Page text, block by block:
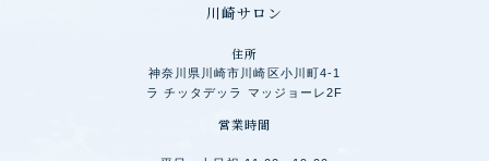
川崎サロン
住所
神奈川県川崎市川崎区小川町4-1
ラ チッタデッラ マッジョーレ2F
営業時間